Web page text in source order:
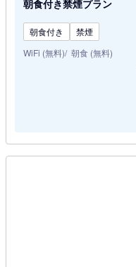
朝食付き禁煙プラン
朝食付き
禁煙
WiFi (無料) 朝食 (無料)